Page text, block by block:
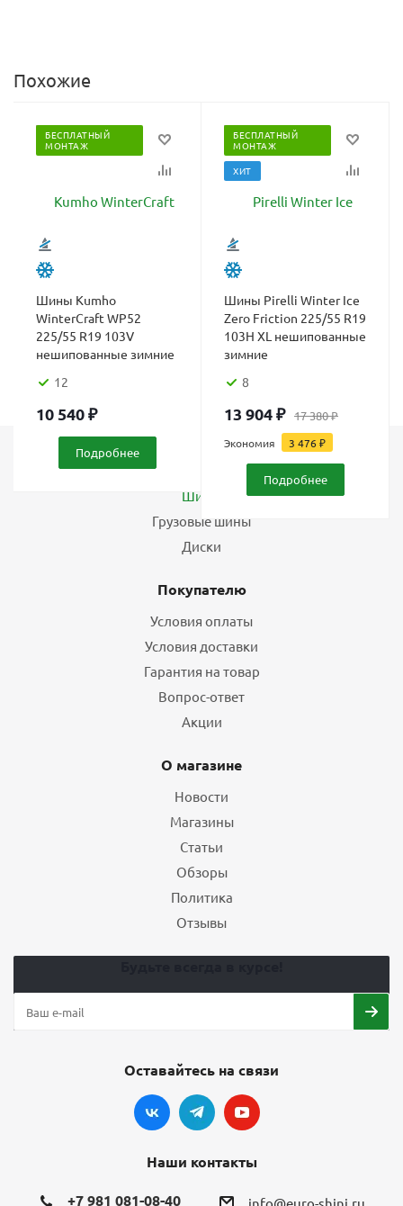
Похожие
БЕСПЛАТНЫЙ
МОНТАЖ
Шины Kumho
WinterCraft WP52
225/55 R19 103V
нешипованные зимние
12
10 540₽
Подробнее
БЕСПЛАТНЫЙ
МОНТАЖ
ХИТ
Шины Pirelli Winter Ice
Zero Friction 225/55 R19
103H XL нешипованные
зимние
8
13 904₽ 17 380₽
Экономия 3 476₽
Подробнее
Шины
Грузовые шины
Диски
Покупателю
Условия оплаты
Условия доставки
Гарантия на товар
Вопрос-ответ
Акции
О магазине
Новости
Магазины
Статьи
Обзоры
Политика
Отзывы
Оставайтесь на связи
Наши контакты
+7 981 081-08-40